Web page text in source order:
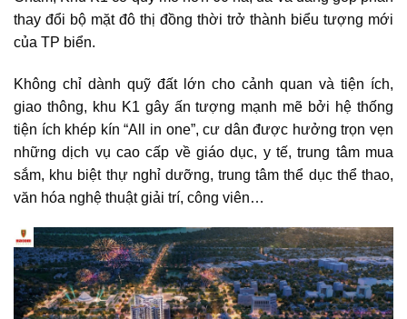
thay đổi bộ mặt đô thị đồng thời trở thành biểu tượng mới
của TP biển.
Không chỉ dành quỹ đất lớn cho cảnh quan và tiện ích,
giao thông, khu K1 gây ấn tượng mạnh mẽ bởi hệ thống
tiện ích khép kín “All in one”, cư dân được hưởng trọn vẹn
những dịch vụ cao cấp về giáo dục, y tế, trung tâm mua
sắm, khu biệt thự nghỉ dưỡng, trung tâm thể dục thể thao,
văn hóa nghệ thuật giải trí, công viên…